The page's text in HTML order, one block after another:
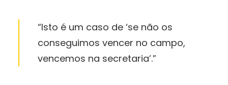
“Isto é um caso de ‘se não os
conseguimos vencer no campo,
vencemos na secretaria’.”